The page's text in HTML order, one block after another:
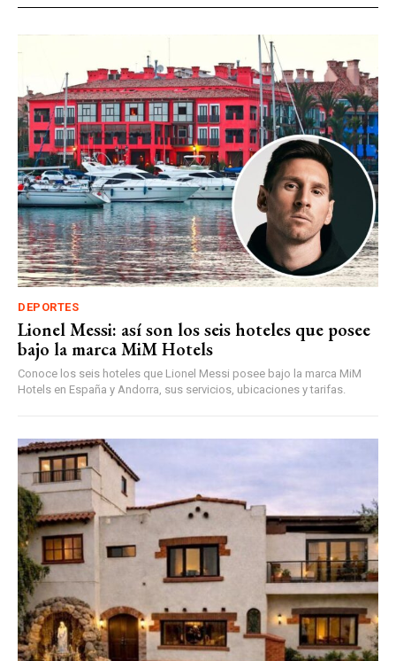
DEPORTES
Lionel Messi: así son los seis hoteles que posee
bajo la marca MiM Hotels
Conoce los seis hoteles que Lionel Messi posee bajo la marca MiM
Hotels en España y Andorra, sus servicios, ubicaciones y tarifas.